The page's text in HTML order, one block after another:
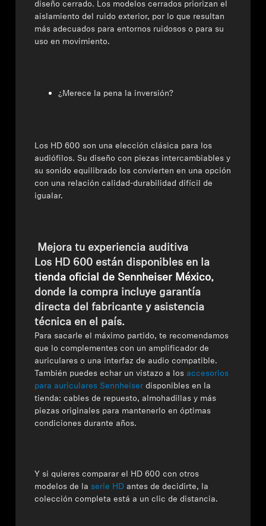
diseño cerrado. Los modelos cerrados priorizan el
aislamiento del ruido exterior, por lo que resultan
más adecuados para entornos ruidosos o para su
uso en movimiento.
¿Merece la pena la inversión?
Los HD 600 son una elección clásica para los
audiófilos. Su diseño con piezas intercambiables y
su sonido equilibrado los convierten en una opción
con una relación calidad-durabilidad difícil de
igualar.
Mejora tu experiencia auditiva
Los HD 600 están disponibles en la
tienda oficial de Sennheiser México,
donde la compra incluye garantía
directa del fabricante y asistencia
técnica en el país.
Para sacarle el máximo partido, te recomendamos
que lo complementes con un amplificador de
auriculares o una interfaz de audio compatible.
También puedes echar un vistazo a los accesorios
para auriculares Sennheiser disponibles en la
tienda: cables de repuesto, almohadillas y más
piezas originales para mantenerlo en óptimas
condiciones durante años.
Y si quieres comparar el HD 600 con otros
modelos de la serie HD antes de decidirte, la
colección completa está a un clic de distancia.